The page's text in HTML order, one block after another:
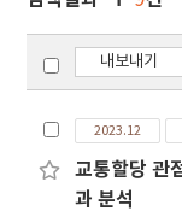
내보내기
2023.12
교통할당 관
과 분석